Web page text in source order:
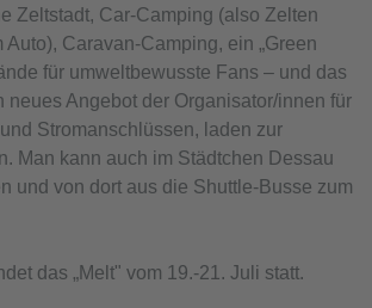
Zeltstadt, Car-Camping (also Zelten
Auto), Caravan-Camping, ein „Green
für umweltbewusste Fans – und das
neues Angebot der Organisator/innen für
Stromanschlüssen, laden zur
Man kann auch im Städtchen Dessau
und von dort aus die Shuttle-Busse zum
das „Melt" vom 19.-21. Juli statt.